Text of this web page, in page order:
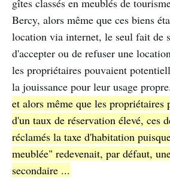
gîtes classés en meublés de
Bercy, alors même que ces biens
location via internet, le seul fait de
d'accepter ou de refuser une
les propriétaires pouvaient
la jouissance pour leur usage
et alors même que les
d'un taux de réservation élevé, ces
réclamés la taxe d'habitation
meublée" redevenait, par défaut,
secondaire ...